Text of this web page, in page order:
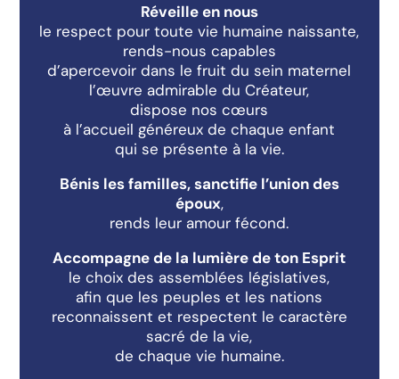
Réveille en nous
le respect pour toute vie humaine naissante,
rends-nous capables
d’apercevoir dans le fruit du sein maternel
l’œuvre admirable du Créateur,
dispose nos cœurs
à l’accueil généreux de chaque enfant
qui se présente à la vie.
Bénis les familles, sanctifie l’union des
époux,
rends leur amour fécond.
Accompagne de la lumière de ton Esprit
le choix des assemblées législatives,
afin que les peuples et les nations
reconnaissent et respectent le caractère
sacré de la vie,
de chaque vie humaine.